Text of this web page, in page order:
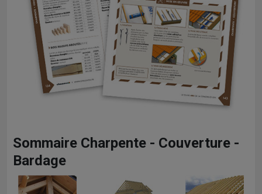
Sommaire Charpente - Couverture -
Bardage